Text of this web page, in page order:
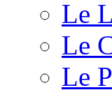
Le
Le
Le